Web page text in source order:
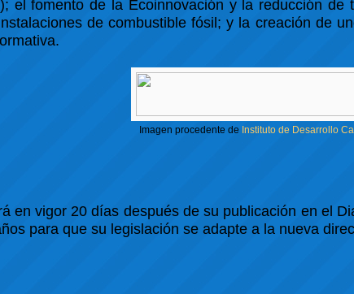
el fomento de la Ecoinnovación y la reducción de
de combustible fósil; y la creación de
Imagen procedente de Instituto de Desarrollo
en vigor 20 días después de su publicación en el
para que su legislación se adapte a la nueva